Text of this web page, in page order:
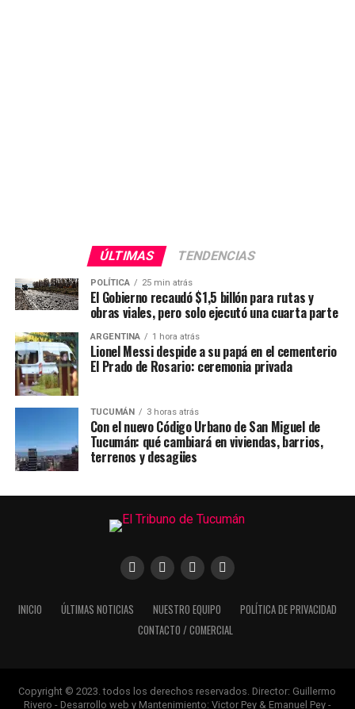
ÚLTIMAS TENDENCIAS
POLÍTICA 25 min atrás
El Gobierno recaudó $1,5 billón para rutas y
obras viales, pero solo ejecutó una cuarta parte
ARGENTINA 1 hora atrás
Lionel Messi despide a su papá en el cementerio
El Prado de Rosario: ceremonia privada
TUCUMÁN 3 horas atrás
Con el nuevo Código Urbano de San Miguel de
Tucumán: qué cambiará en viviendas, barrios,
terrenos y desagües
INICIO ÚLTIMAS NOTICIAS NUESTRO EQUIPO
POLÍTICA DE PRIVACIDAD
CONTACTO / COMERCIAL
Copyright © 2023. todos los derechos reservados. Director: Guillermo
Rivero - Desarrollo web y Mantenimiento: Victor Pey & Emanuel Pey -